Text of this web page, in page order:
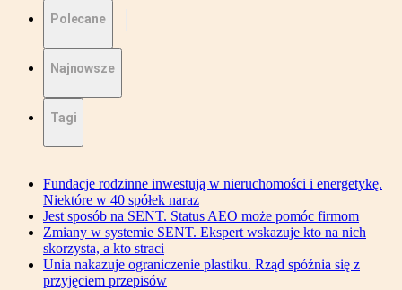
Polecane
Najnowsze
Tagi
Fundacje rodzinne inwestują w nieruchomości i energetykę.
Niektóre w 40 spółek naraz
Jest sposób na SENT. Status AEO może pomóc firmom
Zmiany w systemie SENT. Ekspert wskazuje kto na nich
skorzysta, a kto straci
Unia nakazuje ograniczenie plastiku. Rząd spóźnia się z
przyjęciem przepisów